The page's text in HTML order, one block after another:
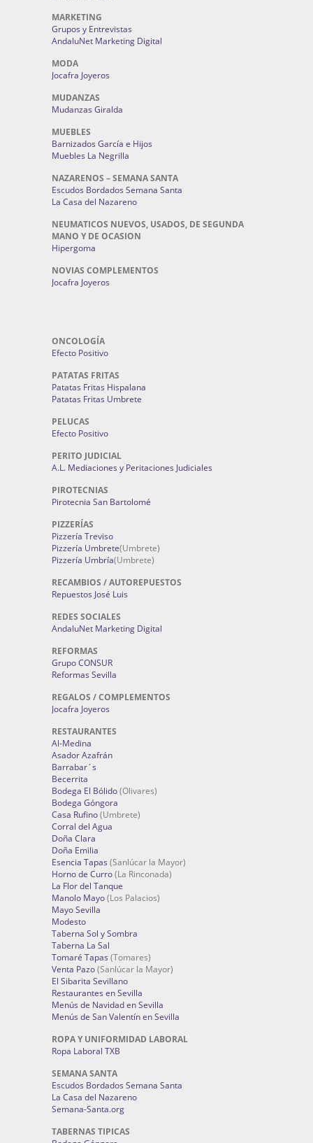
MARKETING
Grupos y Entrevistas
AndaluNet Marketing Digital
MODA
Jocafra Joyeros
MUDANZAS
Mudanzas Giralda
MUEBLES
Barnizados García e Hijos
Muebles La Negrilla
NAZARENOS – SEMANA SANTA
Escudos Bordados Semana Santa
La Casa del Nazareno
NEUMATICOS NUEVOS, USADOS, DE SEGUNDA
MANO Y DE OCASION
Hipergoma
NOVIAS COMPLEMENTOS
Jocafra Joyeros
ONCOLOGÍA
Efecto Positivo
PATATAS FRITAS
Patatas Fritas Hispalana
Patatas Fritas Umbrete
PELUCAS
Efecto Positivo
PERITO JUDICIAL
A.L. Mediaciones y Peritaciones Judiciales
PIROTECNIAS
Pirotecnia San Bartolomé
PIZZERÍAS
Pizzería Treviso
Pizzería Umbrete(Umbrete)
Pizzería Umbría(Umbrete)
RECAMBIOS / AUTOREPUESTOS
Repuestos José Luis
REDES SOCIALES
AndaluNet Marketing Digital
REFORMAS
Grupo CONSUR
Reformas Sevilla
REGALOS / COMPLEMENTOS
Jocafra Joyeros
RESTAURANTES
Al-Medina
Asador Azafrán
Barrabar´s
Becerrita
Bodega El Bólido(Olivares)
Bodega Góngora
Casa Rufino(Umbrete)
Corral del Agua
Doña Clara
Doña Emilia
Esencia Tapas (Sanlúcar la Mayor)
Horno de Curro(La Rinconada)
La Flor del Tanque
Manolo Mayo(Los Palacios)
Mayo Sevilla
Modesto
Taberna Sol y Sombra
Taberna La Sal
Tomaré Tapas (Tomares)
Venta Pazo(Sanlúcar la Mayor)
El Sibarita Sevillano
Restaurantes en Sevilla
Menús de Navidad en Sevilla
Menús de San Valentín en Sevilla
ROPA Y UNIFORMIDAD LABORAL
Ropa Laboral TXB
SEMANA SANTA
Escudos Bordados Semana Santa
La Casa del Nazareno
Semana-Santa.org
TABERNAS TIPICAS